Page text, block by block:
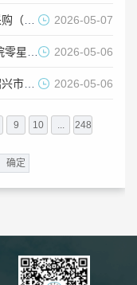
2026-05-07
2026-05-06
2026-05-06
9 10 ...
248